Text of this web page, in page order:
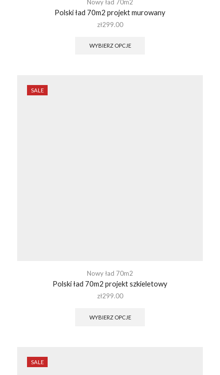
Nowy ład 70m2
Polski ład 70m2 projekt murowany
zł299.00
WYBIERZ OPCJE
SALE
Nowy ład 70m2
Polski ład 70m2 projekt szkieletowy
zł299.00
WYBIERZ OPCJE
SALE